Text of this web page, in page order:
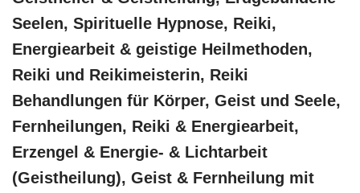
Seelen, Spirituelle Hypnose, Reiki,
Energiearbeit & geistige Heilmethoden,
Reiki und Reikimeisterin, Reiki
Behandlungen für Körper, Geist und Seele,
Fernheilungen, Reiki & Energiearbeit,
Erzengel & Energie- & Lichtarbeit
(Geistheilung), Geist & Fernheilung mit